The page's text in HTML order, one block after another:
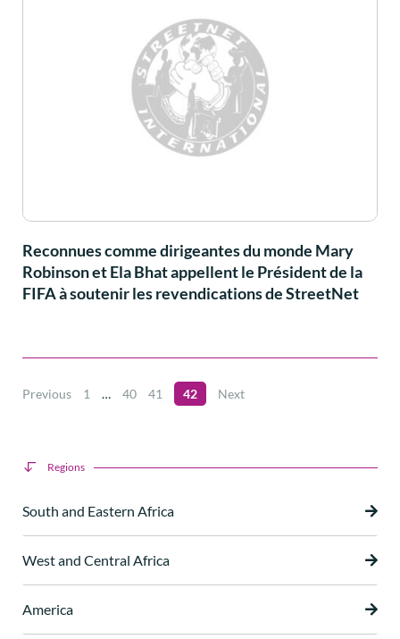
Reconnues comme dirigeantes du monde Mary
Robinson et Ela Bhat appellent le Président de la
FIFA à soutenir les revendications de StreetNet
Previous 1 … 40 41 42 Next
Regions
South and Eastern Africa
West and Central Africa
America